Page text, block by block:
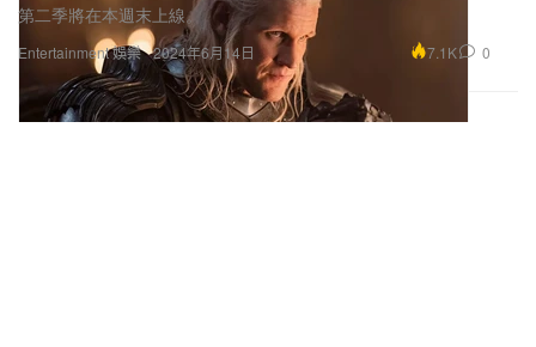
Entertainment 娛樂
第二季將在本週末上線。
2024年6月14日 7.1K 0